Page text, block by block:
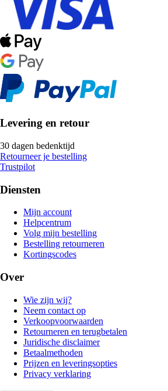
Levering en retour
30 dagen bedenktijd
Retourneer je bestelling
Trustpilot
Diensten
Mijn account
Helpcentrum
Volg mijn bestelling
Bestelling retourneren
Kortingscodes
Over
Wie zijn wij?
Neem contact op
Verkoopvoorwaarden
Retourneren en terugbetalen
Juridische disclaimer
Betaalmethoden
Prijzen en leveringsopties
Privacy verklaring